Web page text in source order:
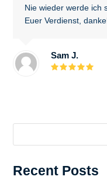
Nie wieder werde ich
Euer Verdienst,
Sam J.
Recent Posts